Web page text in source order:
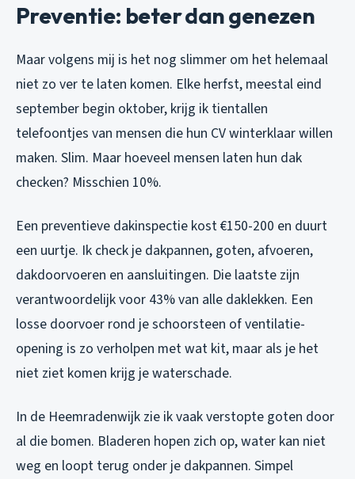
Preventie: beter dan genezen
Maar volgens mij is het nog slimmer om het helemaal
niet zo ver te laten komen. Elke herfst, meestal eind
september begin oktober, krijg ik tientallen
telefoontjes van mensen die hun CV winterklaar willen
maken. Slim. Maar hoeveel mensen laten hun dak
checken? Misschien 10%.
Een preventieve dakinspectie kost €150-200 en duurt
een uurtje. Ik check je dakpannen, goten, afvoeren,
dakdoorvoeren en aansluitingen. Die laatste zijn
verantwoordelijk voor 43% van alle daklekken. Een
losse doorvoer rond je schoorsteen of ventilatie-
opening is zo verholpen met wat kit, maar als je het
niet ziet komen krijg je waterschade.
In de Heemradenwijk zie ik vaak verstopte goten door
al die bomen. Bladeren hopen zich op, water kan niet
weg en loopt terug onder je dakpannen. Simpel